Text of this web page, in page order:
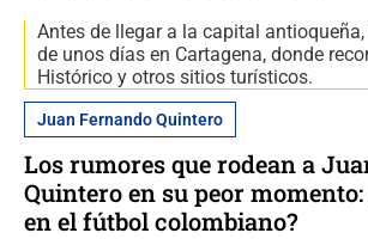
Antes de llegar a la capital
de unos días en Cartagena, donde
Histórico y otros sitios turísticos.
Juan Fernando Quintero
Los rumores que rodean a
Quintero en su peor
en el fútbol colombiano?